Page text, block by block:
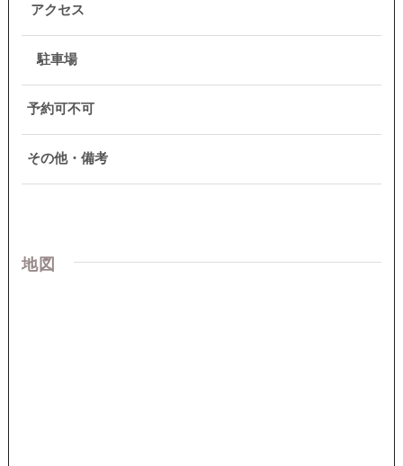
アクセス
駐車場
予約可不可
その他・備考
地図